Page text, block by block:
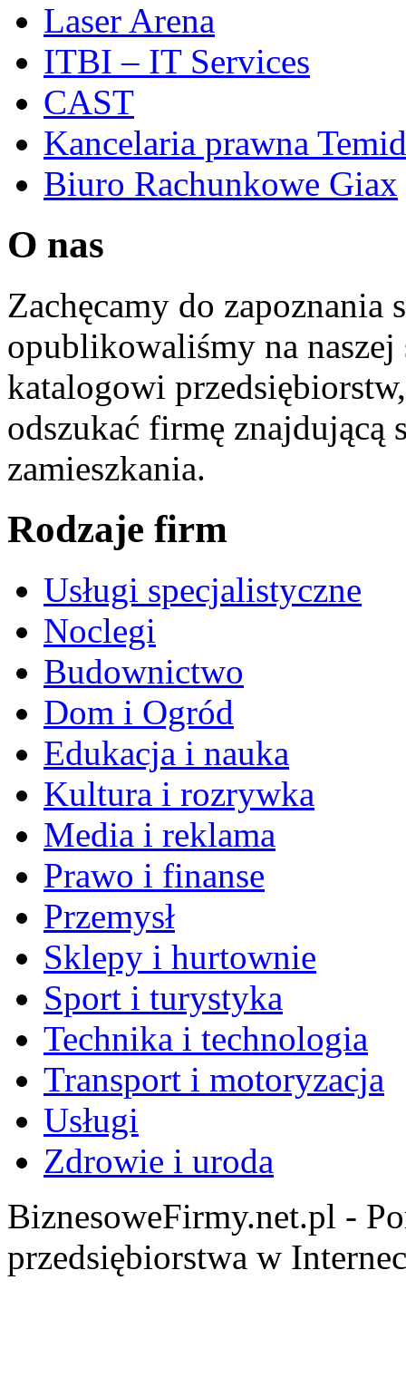
Laser Arena
ITBI – IT Services
CAST
Kancelaria prawna
Biuro Rachunkowe Giax
O nas
Zachęcamy do
opublikowaliśmy na
katalogowi
odszukać firmę znajdującą
zamieszkania.
Rodzaje firm
Usługi specjalistyczne
Noclegi
Budownictwo
Dom i Ogród
Edukacja i nauka
Kultura i rozrywka
Media i reklama
Prawo i finanse
Przemysł
Sklepy i hurtownie
Sport i turystyka
Technika i technologia
Transport i motoryzacja
Usługi
Zdrowie i uroda
BiznesoweFirmy.net.pl -
przedsiębiorstwa w